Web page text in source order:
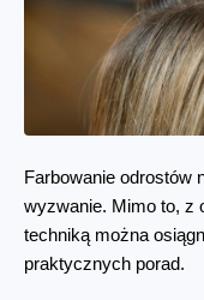
Farbowanie odrostów
wyzwanie. Mimo to, z
techniką można
praktycznych porad.